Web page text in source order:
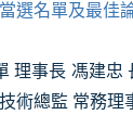
選名單及最佳
育